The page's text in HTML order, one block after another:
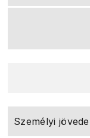
Személyi